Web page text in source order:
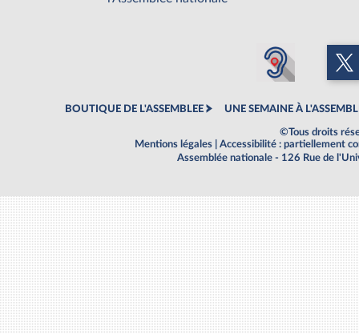
BOUTIQUE DE L'ASSEMBLEE UNE SEMAINE À
©Tous droits
Mentions légales
Accessibilité : partiellement
Assemblée nationale - 126 Rue de